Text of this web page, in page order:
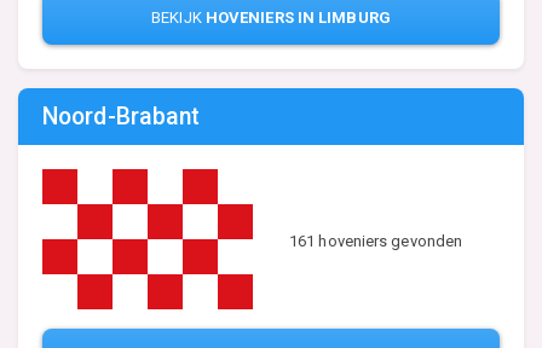
BEKIJK HOVENIERS IN LIMBURG
Noord-Brabant
161 hoveniers gevonden